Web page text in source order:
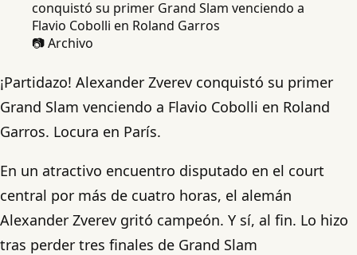
📷 Archivo
¡Partidazo! Alexander Zverev conquistó su primer
Grand Slam venciendo a Flavio Cobolli en Roland
Garros. Locura en París.
En un atractivo encuentro disputado en el court
central por más de cuatro horas, el alemán
Alexander Zverev gritó campeón. Y sí, al fin. Lo hizo
tras perder tres finales de Grand Slam